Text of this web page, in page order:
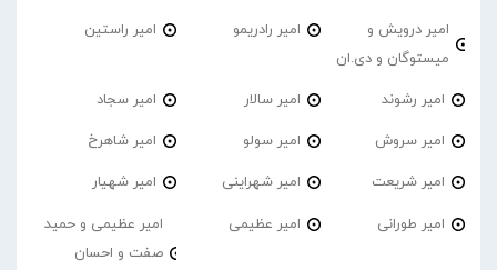
امیر درویش و
میستوگان و دی.ان
امیر رادریمو امیر راستین
امیر رشوند امیر سالار امیر سجاد
امیر سروش امیر سولو امیر شاهرخ
امیر شریعت امیر شهراینی امیر شهیار
امیر طورانی امیر عظیمی
امیر عظیمی و حمید
صفت و احسان